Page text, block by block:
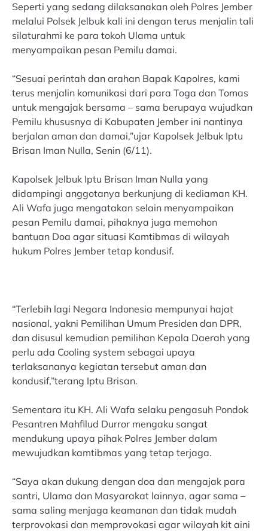
Seperti yang sedang dilaksanakan oleh Polres Jember
melalui Polsek Jelbuk kali ini dengan terus menjalin tali
silaturahmi ke para tokoh Ulama untuk
menyampaikan pesan Pemilu damai.
“Sesuai perintah dan arahan Bapak Kapolres, kami
terus menjalin komunikasi dari para Toga dan Tomas
untuk mengajak bersama – sama berupaya wujudkan
Pemilu khususnya di Kabupaten Jember ini nantinya
berjalan aman dan damai,”ujar Kapolsek Jelbuk Iptu
Brisan Iman Nulla, Senin (6/11).
Kapolsek Jelbuk Iptu Brisan Iman Nulla yang
didampingi anggotanya berkunjung di kediaman KH.
Ali Wafa juga mengatakan selain menyampaikan
pesan Pemilu damai, pihaknya juga memohon
bantuan Doa agar situasi Kamtibmas di wilayah
hukum Polres Jember tetap kondusif.
“Terlebih lagi Negara Indonesia mempunyai hajat
nasional, yakni Pemilihan Umum Presiden dan DPR,
dan disusul kemudian pemilihan Kepala Daerah yang
perlu ada Cooling system sebagai upaya
terlaksananya kegiatan tersebut aman dan
kondusif,”terang Iptu Brisan.
Sementara itu KH. Ali Wafa selaku pengasuh Pondok
Pesantren Mahfilud Durror mengaku sangat
mendukung upaya pihak Polres Jember dalam
mewujudkan kamtibmas yang tetap terjaga.
“Saya akan dukung dengan doa dan mengajak para
santri, Ulama dan Masyarakat lainnya, agar sama –
sama saling menjaga keamanan dan tidak mudah
terprovokasi dan memprovokasi agar wilayah kit aini